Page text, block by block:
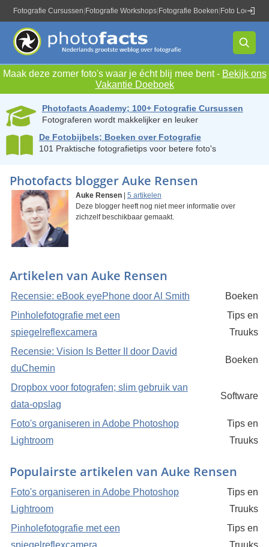
Fotografie Cursussen Fotografie Workshops Fotografie Boeken Foto Locaties
Maak deze zomer foto's waar je écht blij mee bent - Bekijk ons
Vakantie Doeboek
Photofacts Academy; 100+ Fotografie Cursussen
Fotograferen wordt makkelijker en leuker
De Fotobijbels; Boeken over Fotografie
101 Praktische fotografietips voor betere foto's
Photofacts blogger Auke Rensen
Auke Rensen| 5 artikelen
Deze blogger heeft nog niet meer informatie over
zichzelf beschikbaar gemaakt.
Artikelen van Auke Rensen
Recensie: eBook eyePhone door Al Smith
Boeken
Pinholefotografie met een
spiegelreflexcamera
Tips en
Truuks
Recensie: Vision Is Better II door David
duChemin
Boeken
Dropbox voor fotografen; slim gebruik van
data-opslag
Software
Foto's organiseren in Adobe Photoshop
Lightroom
Tips en
Truuks
Populairste artikelen van Auke Rensen
Foto's organiseren in Adobe Photoshop
Lightroom
Tips en
Truuks
Pinholefotografie met een
Tips en